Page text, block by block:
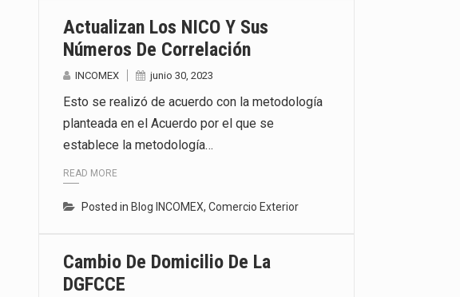
Actualizan Los NICO Y Sus
Números De Correlación
INCOMEX junio 30, 2023
Esto se realizó de acuerdo con la metodología
planteada en el Acuerdo por el que se
establece la metodología…
READ MORE
Posted in Blog INCOMEX, Comercio Exterior
Cambio De Domicilio De La
DGFCCE